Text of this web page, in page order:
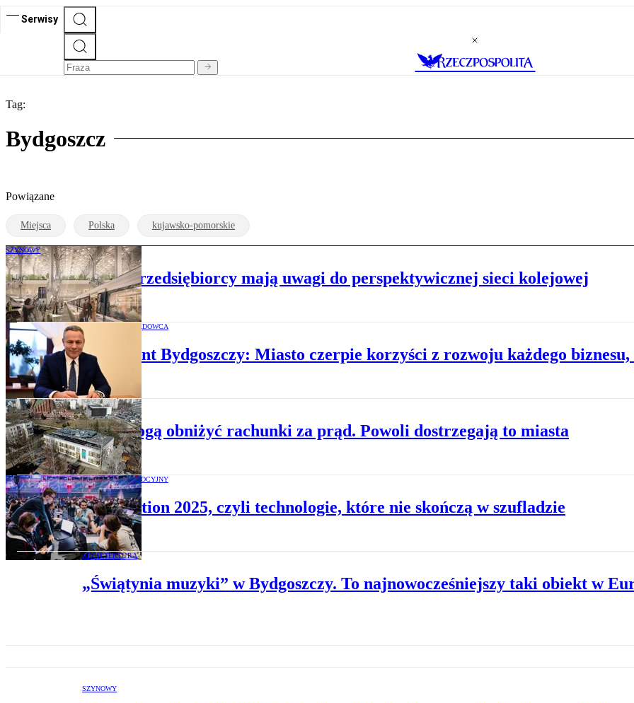
Serwisy
Tag:
Bydgoszcz
Powiązane
Miejsca Polska kujawsko-pomorskie
SZYNOWY
Samorządowcy i przedsiębiorcy mają uwagi do perspektywicznej sieci kolejowej
OKIEM SAMORZĄDOWCA
Prezydent Bydgoszczy: Miasto czerpie korzyści z rozwoju każdego
Z REGIONÓW
OZE mogą obniżyć rachunki za prąd. Powoli dostrzegają to miasta
MATERIAŁ PROMOCYJNY
HackNation 2025, czyli technologie, które nie skończą w szufladzie
ARCHITEKTURA
„Świątynia muzyki” w Bydgoszczy. To najnowocześniejszy taki obiekt w
SZYNOWY